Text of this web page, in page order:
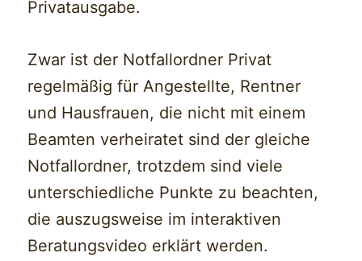
Privatausgabe.
Zwar ist der Notfallordner Privat
regelmäßig für Angestellte, Rentner
und Hausfrauen, die nicht mit einem
Beamten verheiratet sind der gleiche
Notfallordner, trotzdem sind viele
unterschiedliche Punkte zu beachten,
die auszugsweise im interaktiven
Beratungsvideo erklärt werden.